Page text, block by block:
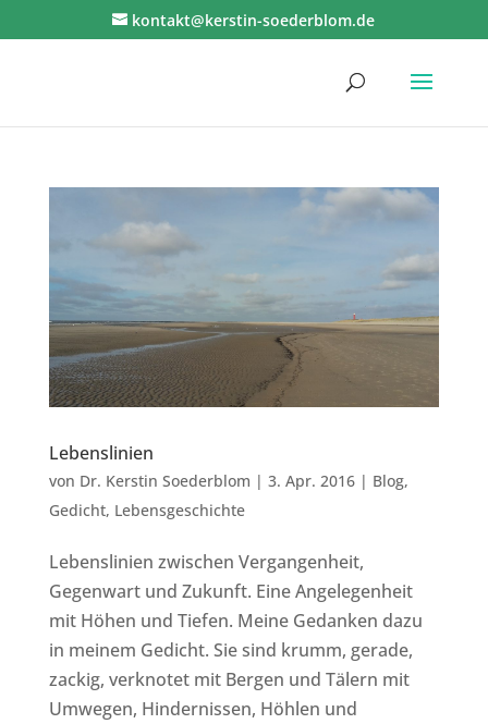
kontakt@kerstin-soederblom.de
Lebenslinien
von Dr. Kerstin Soederblom | 3. Apr. 2016| Blog,
Gedicht, Lebensgeschichte
Lebenslinien zwischen Vergangenheit,
Gegenwart und Zukunft. Eine Angelegenheit
mit Höhen und Tiefen. Meine Gedanken dazu
in meinem Gedicht. Sie sind krumm, gerade,
zackig, verknotet mit Bergen und Tälern mit
Umwegen, Hindernissen, Höhlen und